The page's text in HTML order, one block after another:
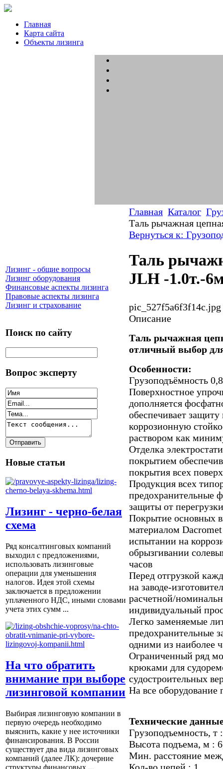
Главная
Карта сайта
Объекты лизинга
Лизинг - общие вопросы
Лизинг оборудования
Финансовые аспекты лизинга
Правовые аспекты лизинга
Лизинг и страхование
Поиск по сайту
Вопрос эксперту
Новые статьи
Лизинг - черно-белая
схема
Ряд консалтинговых компаний
выходил с предложениями,
использовать лизинговые
операции для уменьшения
налогов. Идея этой схемы
заключается в предложении
уплаченного НДС, иными словами
учета этих сумм ...
На что обратить
внимание при выборе
лизинговой компании
Выбирая лизинговую компании в
первую очередь необходимо
выяснить, какие у нее источники
финансирования. В России
существует два вида лизинговых
компаний (далее ЛК): дочерние
структуры финансовых ...
Главная Каталог
Таль рычажная
Вернуться к:
Таль
JLH -1.0т.-
pic_527f5a6f3f14c.jpg
Описание
Таль рычажная
отличный выбор
Особенности:
Грузоподъёмность
Поверхностное
дополняется
обеспечивает
коррозионную
раствором как
Отделка
покрытием
покрытия всех
Продукция всех
предохранительные
защиты от перегрузки
Покрытие основных
материалом
испытании на
обрызгивании
часов
Перед отгрузкой
на заводе-
расчетной/
индивидуальный
Легко заменяемые
предохранительные
одними из наиболее
Ограниченный ряд
крюками для
судостроительных
На все оборудование
Технические
Грузоподъемность, т
Высота подъема, м :
Мин. расстояние